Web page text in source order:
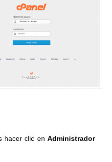
hacer clic enAdministrador